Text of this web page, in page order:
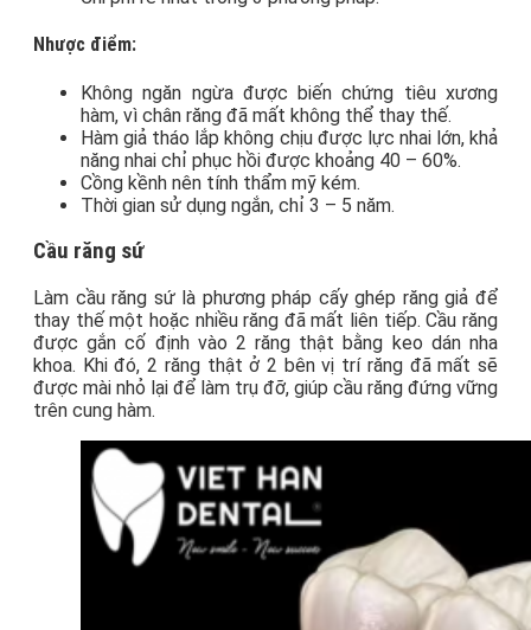
Nhược điểm:
Không ngăn ngừa được biến chứng tiêu xương
hàm, vì chân răng đã mất không thể thay thế.
Hàm giả tháo lắp không chịu được lực nhai lớn, khả
năng nhai chỉ phục hồi được khoảng 40 – 60%.
Cồng kềnh nên tính thẩm mỹ kém.
Thời gian sử dụng ngắn, chỉ 3 – 5 năm.
Cầu răng sứ
Làm cầu răng sứ là phương pháp cấy ghép răng giả để
thay thế một hoặc nhiều răng đã mất liên tiếp. Cầu răng
được gắn cố định vào 2 răng thật bằng keo dán nha
khoa. Khi đó, 2 răng thật ở 2 bên vị trí răng đã mất sẽ
được mài nhỏ lại để làm trụ đỡ, giúp cầu răng đứng vững
trên cung hàm.